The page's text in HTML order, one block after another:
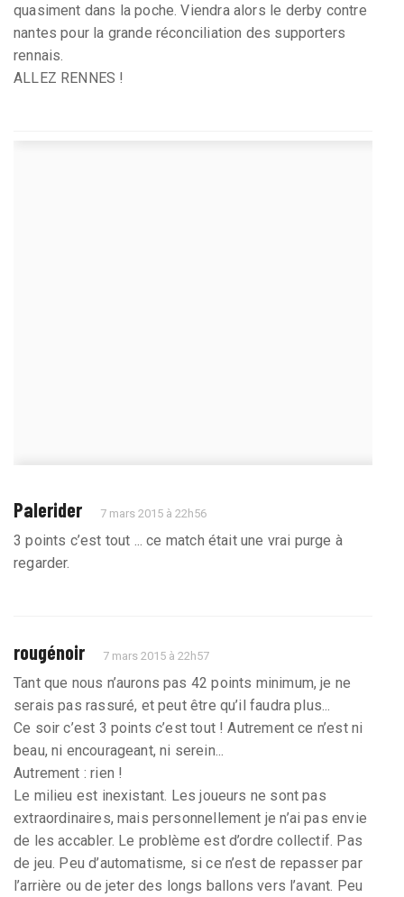
quasiment dans la poche. Viendra alors le derby contre
nantes pour la grande réconciliation des supporters
rennais.
ALLEZ RENNES !
Palerider 7 mars 2015 à 22h56
3 points c’est tout ... ce match était une vrai purge à
regarder.
rougénoir 7 mars 2015 à 22h57
Tant que nous n’aurons pas 42 points minimum, je ne
serais pas rassuré, et peut être qu’il faudra plus...
Ce soir c’est 3 points c’est tout ! Autrement ce n’est ni
beau, ni encourageant, ni serein...
Autrement : rien !
Le milieu est inexistant. Les joueurs ne sont pas
extraordinaires, mais personnellement je n’ai pas envie
de les accabler. Le problème est d’ordre collectif. Pas
de jeu. Peu d’automatisme, si ce n’est de repasser par
l’arrière ou de jeter des longs ballons vers l’avant. Peu